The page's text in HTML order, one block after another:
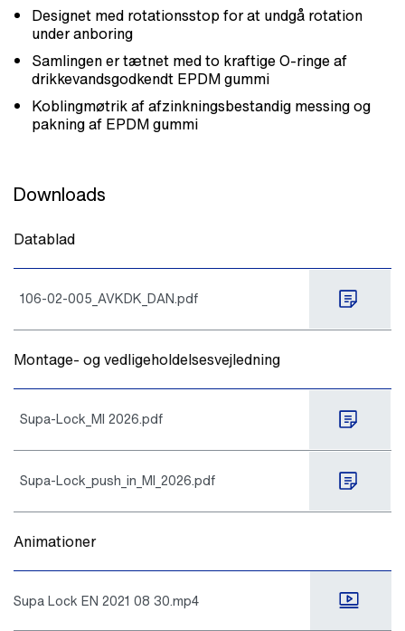
Designet med rotationsstop for at undgå rotation
under anboring
Samlingen er tætnet med to kraftige O-ringe af
drikkevandsgodkendt EPDM gummi
Koblingmøtrik af afzinkningsbestandig messing og
pakning af EPDM gummi
Downloads
Datablad
106-02-005_AVKDK_DAN.pdf
Montage- og vedligeholdelsesvejledning
Supa-Lock_MI 2026.pdf
Supa-Lock_push_in_MI_2026.pdf
Animationer
Supa Lock EN 2021 08 30.mp4